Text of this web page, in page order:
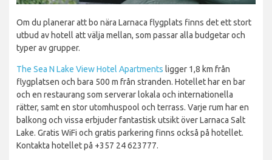
Om du planerar att bo nära Larnaca flygplats finns det ett stort
utbud av hotell att välja mellan, som passar alla budgetar och
typer av grupper.
The Sea N Lake View Hotel Apartments ligger 1,8 km från
flygplatsen och bara 500 m från stranden. Hotellet har en bar
och en restaurang som serverar lokala och internationella
rätter, samt en stor utomhuspool och terrass. Varje rum har en
balkong och vissa erbjuder fantastisk utsikt över Larnaca Salt
Lake. Gratis WiFi och gratis parkering finns också på hotellet.
Kontakta hotellet på +357 24 623777.